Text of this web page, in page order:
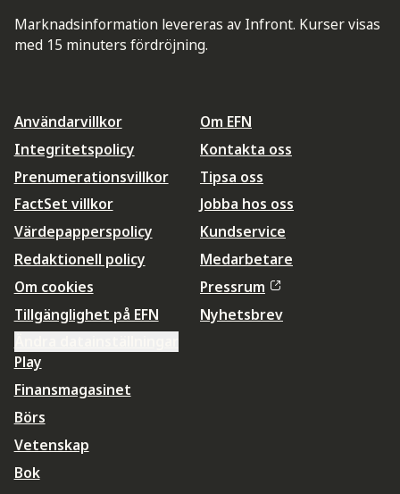
Marknadsinformation levereras av Infront. Kurser visas
med 15 minuters fördröjning.
Användarvillkor
Integritetspolicy
Prenumerationsvillkor
FactSet villkor
Värdepapperspolicy
Redaktionell policy
Om cookies
Tillgänglighet på EFN
Om EFN
Kontakta oss
Tipsa oss
Jobba hos oss
Kundservice
Medarbetare
Pressrum
Nyhetsbrev
Play
Finansmagasinet
Börs
Vetenskap
Bok